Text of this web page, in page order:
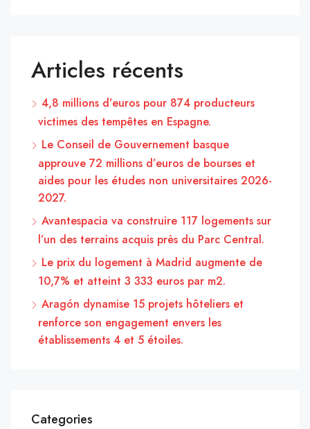
Articles récents
4,8 millions d’euros pour 874 producteurs
victimes des tempêtes en Espagne.
Le Conseil de Gouvernement basque
approuve 72 millions d’euros de bourses et
aides pour les études non universitaires 2026-
2027.
Avantespacia va construire 117 logements sur
l’un des terrains acquis près du Parc Central.
Le prix du logement à Madrid augmente de
10,7% et atteint 3 333 euros par m2.
Aragón dynamise 15 projets hôteliers et
renforce son engagement envers les
établissements 4 et 5 étoiles.
Categories